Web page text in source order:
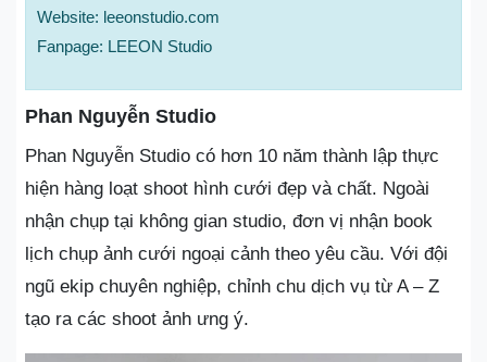
Website: leeonstudio.com
Fanpage: LEEON Studio
Phan Nguyễn Studio
Phan Nguyễn Studio có hơn 10 năm thành lập thực
hiện hàng loạt shoot hình cưới đẹp và chất. Ngoài
nhận chụp tại không gian studio, đơn vị nhận book
lịch chụp ảnh cưới ngoại cảnh theo yêu cầu. Với đội
ngũ ekip chuyên nghiệp, chỉnh chu dịch vụ từ A – Z
tạo ra các shoot ảnh ưng ý.